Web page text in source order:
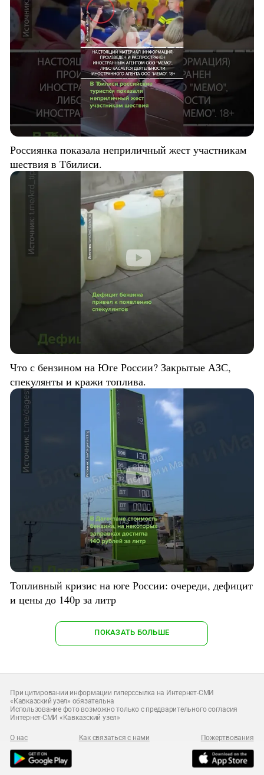
Россиянка показала неприличный жест участникам
шествия в Тбилиси.
Что с бензином на Юге России? Закрытые АЗС,
спекулянты и кражи топлива.
Топливный кризис на юге России: очереди, дефицит
и цены до 140р за литр
ПОКАЗАТЬ БОЛЬШЕ
При цитировании информации гиперссылка на Интернет-СМИ
«Кавказский узел» обязательна
Использование фото возможно только с предварительного согласия
Интернет-СМИ «Кавказский узел»
О нас Как связаться с нами Пожертвования